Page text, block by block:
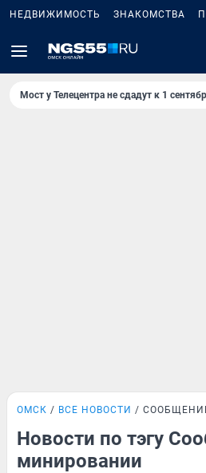
НЕДВИЖИМОСТЬ ЗНАКОМСТВА
Мост у Телецентра не сдадут к 1
ОМСК ВСЕ НОВОСТИ
Новости по тэгу
минировании